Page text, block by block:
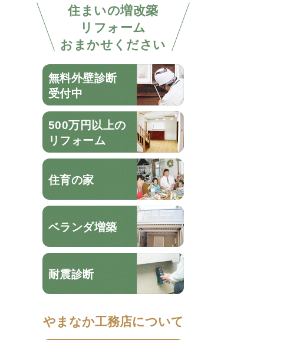
住まいの増改築
リフォーム
おまかせください
無料外壁診断
受付中
500万円以上の
リフォーム
住育の家
ベランダ増築
耐震診断
やまなか工務店について